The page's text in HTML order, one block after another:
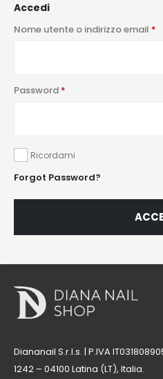
Accedi
Nome utente o indirizzo email *
Password *
Ricordami
Forgot Password?
Diananail S.r.l.s. | P.IVA
1242 – 04100 Latina (LT), Italia.